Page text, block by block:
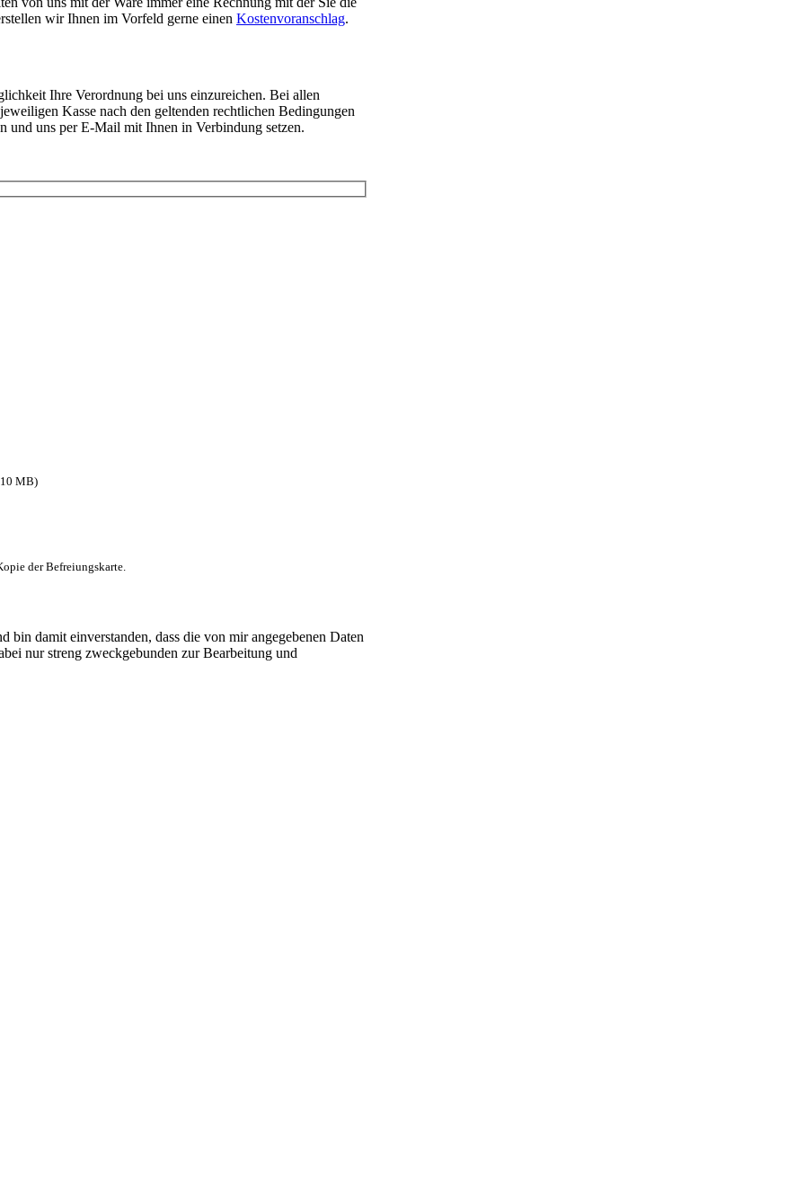
wir Ihnen im Vorfeld gerne einen Kostenvoranschlag.
Ihre Verordnung bei uns einzureichen. Bei allen
Kasse nach den geltenden rechtlichen Bedingungen
und uns per E-Mail mit Ihnen in Verbindung setzen.
10 MB)
der Befreiungskarte.
bin damit einverstanden, dass die von mir angegebenen Daten
nur streng zweckgebunden zur Bearbeitung und